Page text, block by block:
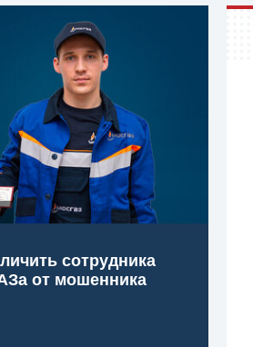
сотрудника
от мошенника